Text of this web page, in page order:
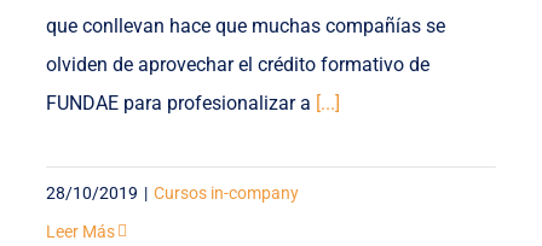
que conllevan hace que muchas compañías se
olviden de aprovechar el crédito formativo de
FUNDAE para profesionalizar a [...]
28/10/2019 | Cursos in-company
Leer Más